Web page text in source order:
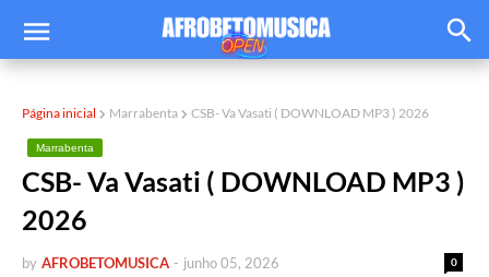
Página inicial Marrabenta CSB- Va Vasati ( DOWNLOAD MP3 ) 2026
Marrabenta
CSB- Va Vasati ( DOWNLOAD MP3 )
2026
by AFROBETOMUSICA 0
- junho 05, 2026